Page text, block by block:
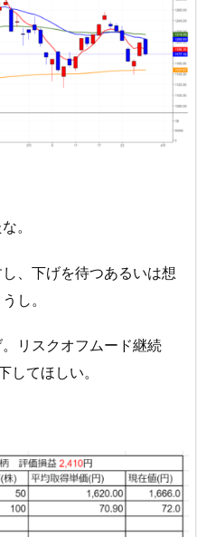
。
、下げを待つあるいは想
し。
リスクオフムード継続
してほしい。